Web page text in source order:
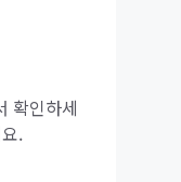
확인하세
.